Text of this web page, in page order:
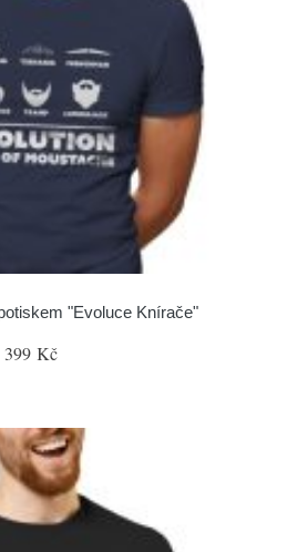
"Evoluce Knírače"
399 Kč